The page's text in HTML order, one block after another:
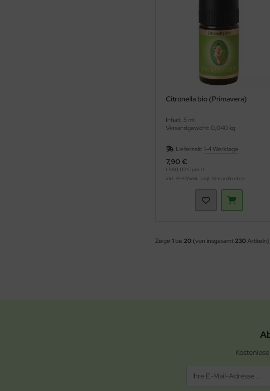
Citronella bio (Primavera)
Inhalt: 5 ml
Versandgewicht: 0,040 kg
Lieferzeit: 1-4 Werktage
7,90 €
1.580,02 € pro 1 l
inkl. 19 % MwSt. zzgl. Versandkosten
Zeige 1 bis20 (von insgesamt230Artikeln)